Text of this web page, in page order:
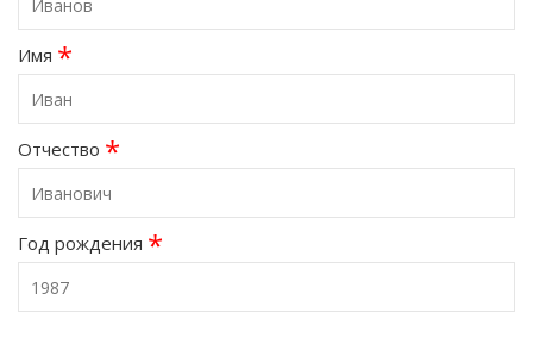
Имя *
Отчество *
Год рождения *